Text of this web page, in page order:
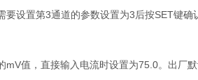
设置第3通道的参数设置为3后按SET键确
值，直接输入电流时设置为75.0。出厂默